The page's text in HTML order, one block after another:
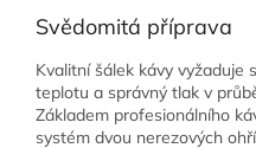
Svědomitá příprava
Kvalitní šálek kávy vyžaduje
teplotu a správný tlak v
Základem profesionálního
systém dvou nerezových